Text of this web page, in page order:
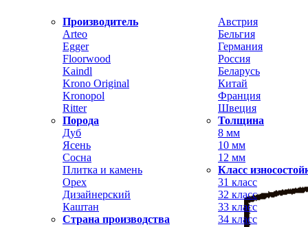
Производитель
Arteo
Egger
Floorwood
Kaindl
Krono Original
Kronopol
Ritter
Порода
Дуб
Ясень
Сосна
Плитка и камень
Орех
Дизайнерский
Каштан
Страна производства
Австрия
Бельгия
Германия
Россия
Беларусь
Китай
Франция
Швеция
Толщина
8 мм
10 мм
12 мм
Класс
31 класс
32 класс
33 класс
34 класс